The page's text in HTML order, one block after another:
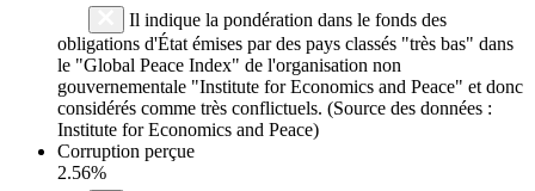
Il indique la pondération dans le fonds des
obligations d'État émises par des pays classés "très bas" dans
le "Global Peace Index" de l'organisation non
gouvernementale "Institute for Economics and Peace" et donc
considérés comme très conflictuels. (Source des données :
Institute for Economics and Peace)
Corruption perçue
2.56%